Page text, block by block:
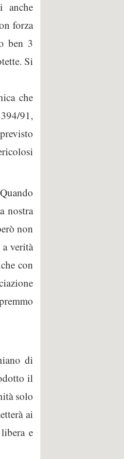
anche
forza
ben 3
Si
che
91,
nostra
non
verità
con
di
il
solo
ai
e